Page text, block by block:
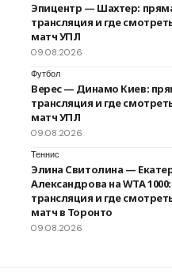
Эпицентр — Шахтер:
трансляция и где
матч УПЛ
09.08.2026
Футбол
Верес — Динамо Киев:
трансляция и где
матч УПЛ
09.08.2026
Теннис
Элина Свитолина —
Александрова на WTA
трансляция и где
матч в Торонто
09.08.2026